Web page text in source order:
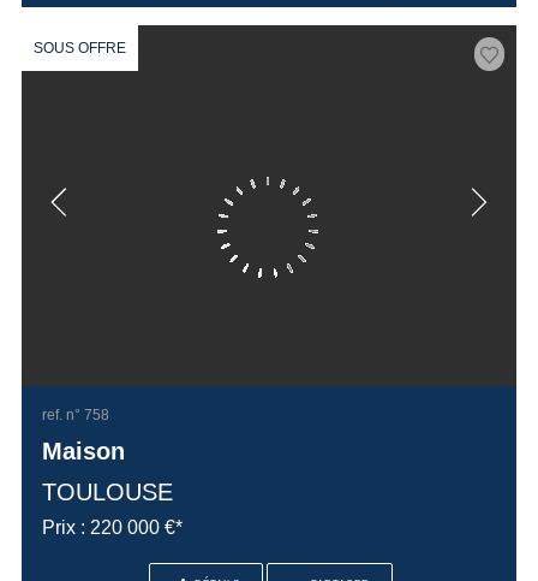
SOUS OFFRE
ref. n° 758
Maison
TOULOUSE
Prix : 220 000 €*